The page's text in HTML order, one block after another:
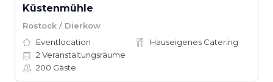
Küstenmühle
Rostock / Dierkow
Eventlocation
Hauseigenes Catering
2 Veranstaltungsräume
200 Gäste